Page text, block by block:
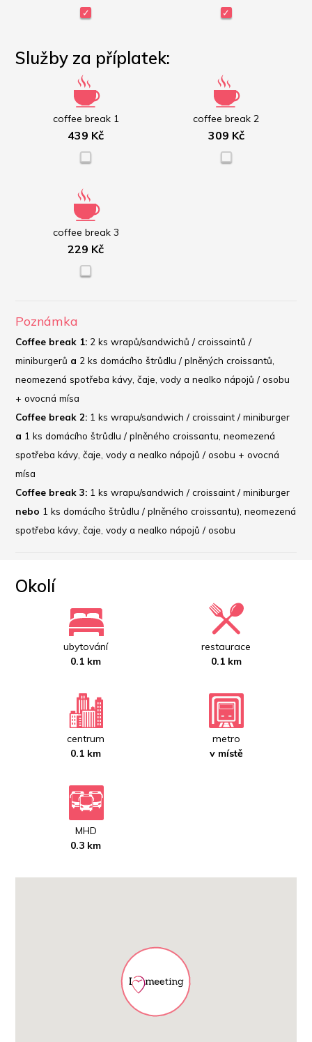
Služby za příplatek:
coffee break 1
439 Kč
coffee break 2
309 Kč
coffee break 3
229 Kč
Poznámka
Coffee break 1: 2 ks wrapů/sandwichů / croissaintů /
miniburgerů a 2 ks domácího štrůdlu / plněných croissantů,
neomezená spotřeba kávy, čaje, vody a nealko nápojů / osobu
+ ovocná mísa
Coffee break 2:
a 1 ks domácího štrůdlu / plněného croissantu, neomezená
spotřeba kávy, čaje, vody a nealko nápojů / osobu + ovocná
mísa
Coffee break 3:
nebo 1 ks domácího štrůdlu / plněného croissantu), neomezená
spotřeba kávy, čaje, vody a nealko nápojů / osobu
Okolí
ubytování
0.1 km
restaurace
0.1 km
centrum
0.1 km
metro
v místě
MHD
0.3 km